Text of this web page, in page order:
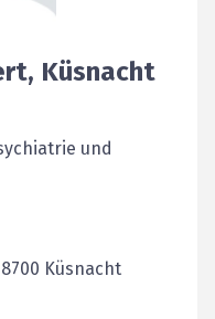
, Küsnacht
und
8700 Küsnacht